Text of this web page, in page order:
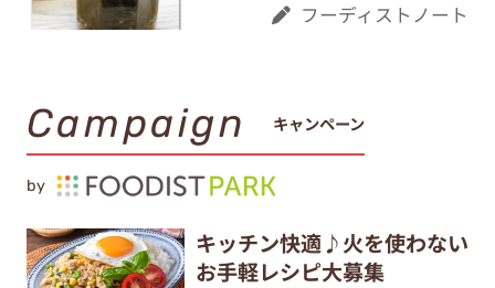
フーディストノート
Campaign キャンペーン
by
キッチン快適♪火を使わない
お手軽レシピ大募集